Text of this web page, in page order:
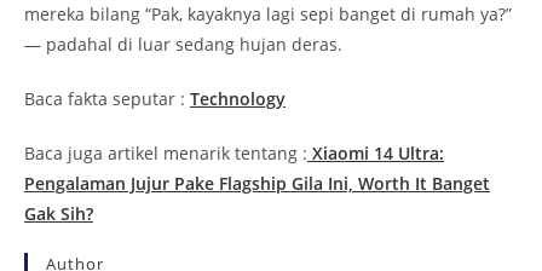
mereka bilang “Pak, kayaknya lagi sepi banget di rumah ya?”
— padahal di luar sedang hujan deras.
Baca fakta seputar : Technology
Baca juga artikel menarik tentang : Xiaomi 14 Ultra:
Pengalaman Jujur Pake Flagship Gila Ini, Worth It Banget
Gak Sih?
Author